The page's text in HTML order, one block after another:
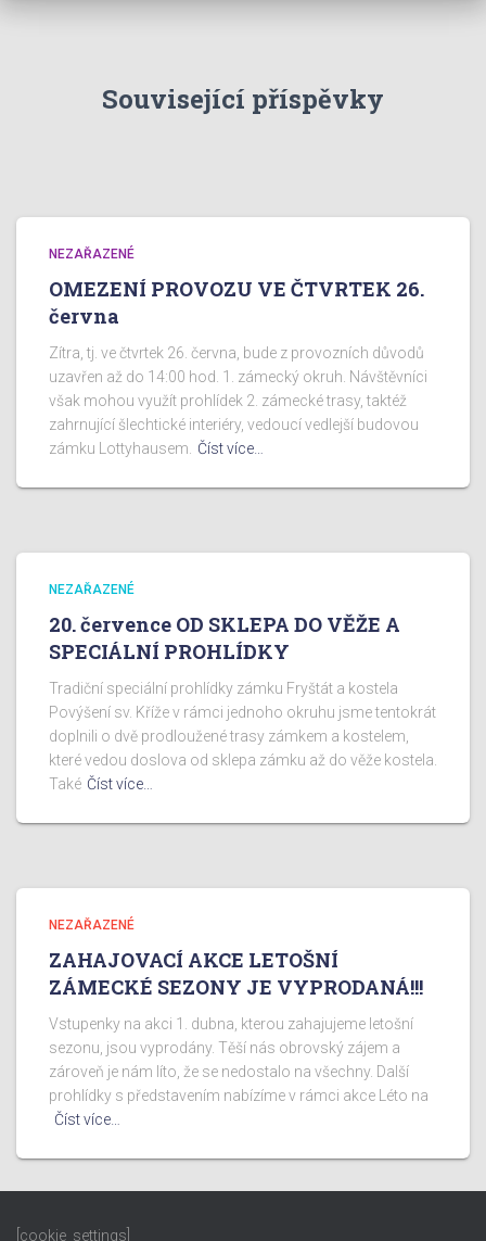
Související příspěvky
NEZAŘAZENÉ
OMEZENÍ PROVOZU VE ČTVRTEK 26.
června
Zítra, tj. ve čtvrtek 26. června, bude z provozních důvodů
uzavřen až do 14:00 hod. 1. zámecký okruh. Návštěvníci
však mohou využít prohlídek 2. zámecké trasy, taktéž
zahrnující šlechtické interiéry, vedoucí vedlejší budovou
zámku Lottyhausem.
Číst více…
NEZAŘAZENÉ
20. července OD SKLEPA DO VĚŽE A
SPECIÁLNÍ PROHLÍDKY
Tradiční speciální prohlídky zámku Fryštát a kostela
Povýšení sv. Kříže v rámci jednoho okruhu jsme tentokrát
doplnili o dvě prodloužené trasy zámkem a kostelem,
které vedou doslova od sklepa zámku až do věže kostela.
Také Číst více…
NEZAŘAZENÉ
ZAHAJOVACÍ AKCE LETOŠNÍ
ZÁMECKÉ SEZONY JE VYPRODANÁ!!!
Vstupenky na akci 1. dubna, kterou zahajujeme letošní
sezonu, jsou vyprodány. Těší nás obrovský zájem a
zároveň je nám líto, že se nedostalo na všechny. Další
prohlídky s představením nabízíme v rámci akce Léto na
Číst více…
[cookie_settings]